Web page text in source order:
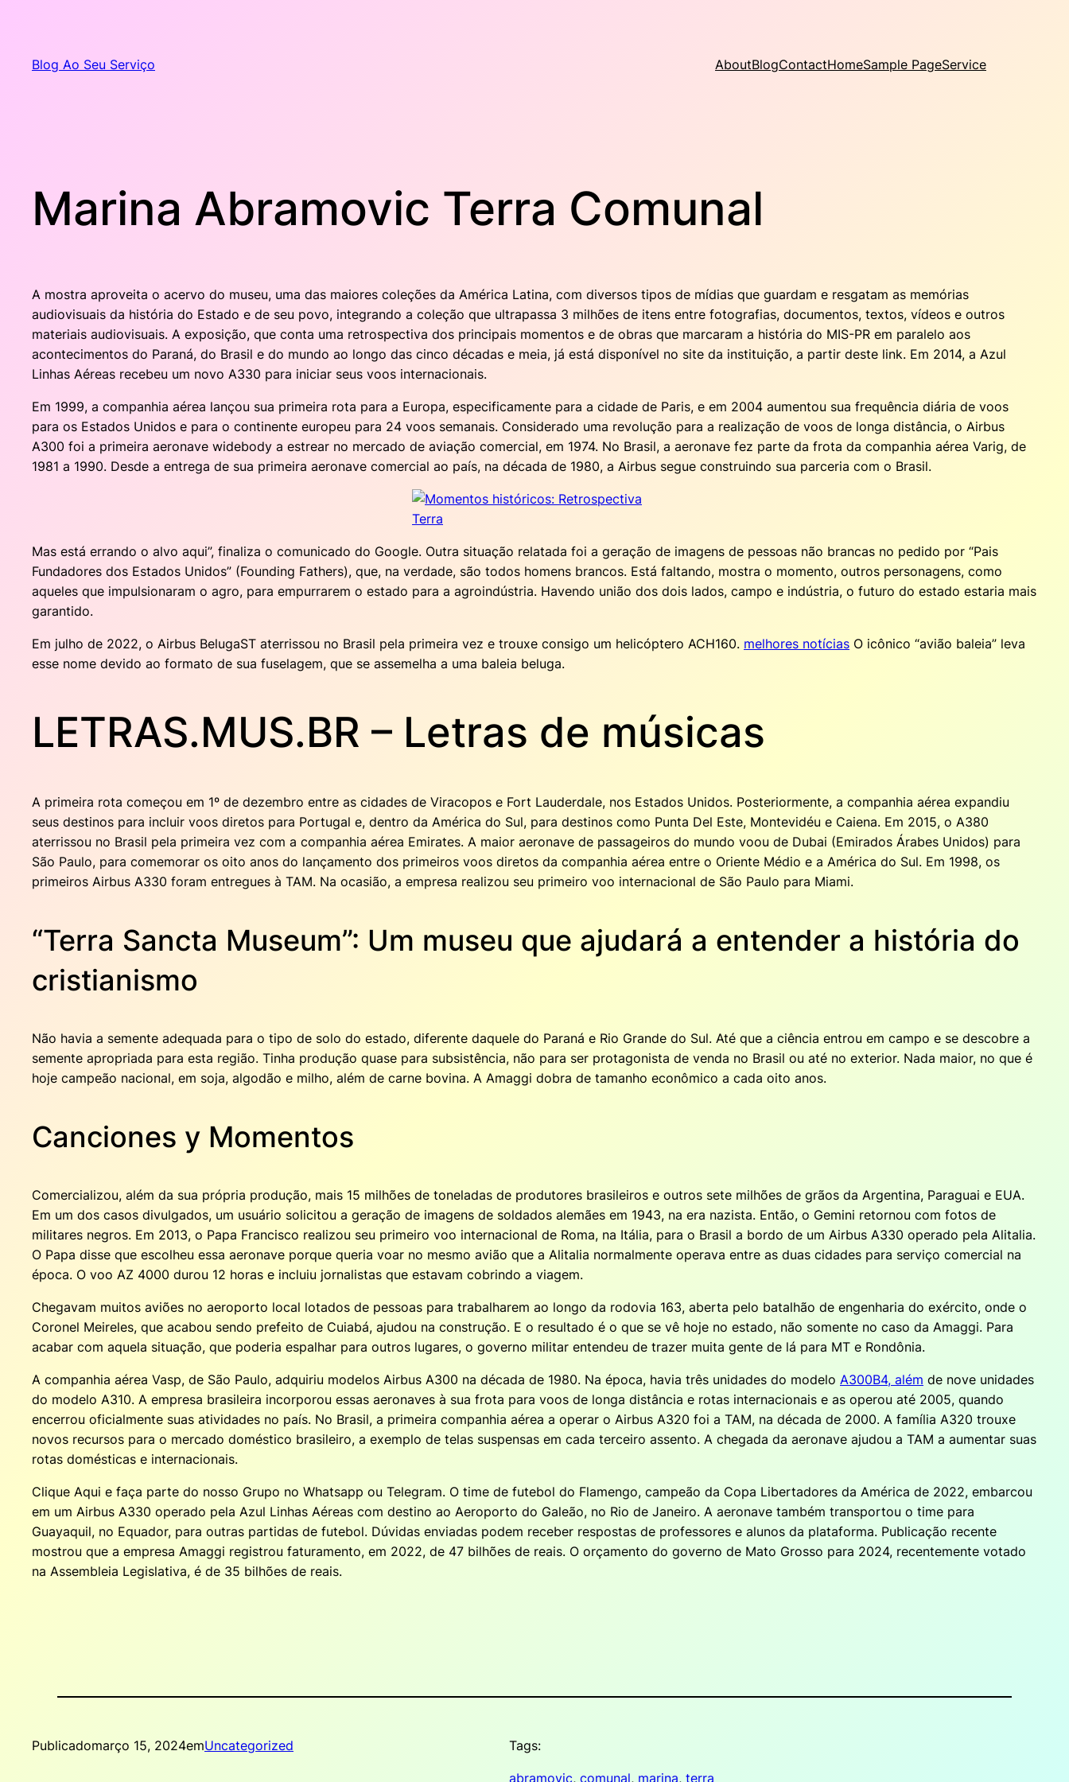
conteúdo
Blog Ao Seu Serviço AboutBlogContactHomeSample PageService
Marina Abramovic Terra Comunal
A mostra aproveita o acervo do museu, uma das maiores coleções da América Latina, com diversos tipos de mídias que guardam e resgatam as memórias
audiovisuais da história do Estado e de seu povo, integrando a coleção que ultrapassa 3 milhões de itens entre fotografias, documentos, textos, vídeos e outros
materiais audiovisuais. A exposição, que conta uma retrospectiva dos principais momentos e de obras que marcaram a história do MIS-PR em paralelo aos
acontecimentos do Paraná, do Brasil e do mundo ao longo das cinco décadas e meia, já está disponível no site da instituição, a partir deste link. Em 2014, a Azul
Linhas Aéreas recebeu um novo A330 para iniciar seus voos internacionais.
Em 1999, a companhia aérea lançou sua primeira rota para a Europa, especificamente para a cidade de Paris, e em 2004 aumentou sua frequência diária de voos
para os Estados Unidos e para o continente europeu para 24 voos semanais. Considerado uma revolução para a realização de voos de longa distância, o Airbus
A300 foi a primeira aeronave widebody a estrear no mercado de aviação comercial, em 1974. No Brasil, a aeronave fez parte da frota da companhia aérea Varig, de
1981 a 1990. Desde a entrega de sua primeira aeronave comercial ao país, na década de 1980, a Airbus segue construindo sua parceria com o Brasil.
Mas está errando o alvo aqui”, finaliza o comunicado do Google. Outra situação relatada foi a geração de imagens de pessoas não brancas no pedido por “Pais
Fundadores dos Estados Unidos” (Founding Fathers), que, na verdade, são todos homens brancos. Está faltando, mostra o momento, outros personagens, como
aqueles que impulsionaram o agro, para empurrarem o estado para a agroindústria. Havendo união dos dois lados, campo e indústria, o futuro do estado estaria mais
garantido.
Em julho de 2022, o Airbus BelugaST aterrissou no Brasil pela primeira vez e trouxe consigo um helicóptero ACH160. melhores notícias O icônico “avião baleia” leva
esse nome devido ao formato de sua fuselagem, que se assemelha a uma baleia beluga.
LETRAS.MUS.BR – Letras de músicas
A primeira rota começou em 1º de dezembro entre as cidades de Viracopos e Fort Lauderdale, nos Estados Unidos. Posteriormente, a companhia aérea expandiu
seus destinos para incluir voos diretos para Portugal e, dentro da América do Sul, para destinos como Punta Del Este, Montevidéu e Caiena. Em 2015, o A380
aterrissou no Brasil pela primeira vez com a companhia aérea Emirates. A maior aeronave de passageiros do mundo voou de Dubai (Emirados Árabes Unidos) para
São Paulo, para comemorar os oito anos do lançamento dos primeiros voos diretos da companhia aérea entre o Oriente Médio e a América do Sul. Em 1998, os
primeiros Airbus A330 foram entregues à TAM. Na ocasião, a empresa realizou seu primeiro voo internacional de São Paulo para Miami.
“Terra Sancta Museum”: Um museu que ajudará a entender a história do
cristianismo
Não havia a semente adequada para o tipo de solo do estado, diferente daquele do Paraná e Rio Grande do Sul. Até que a ciência entrou em campo e se descobre a
semente apropriada para esta região. Tinha produção quase para subsistência, não para ser protagonista de venda no Brasil ou até no exterior. Nada maior, no que é
hoje campeão nacional, em soja, algodão e milho, além de carne bovina. A Amaggi dobra de tamanho econômico a cada oito anos.
Canciones y Momentos
Comercializou, além da sua própria produção, mais 15 milhões de toneladas de produtores brasileiros e outros sete milhões de grãos da Argentina, Paraguai e EUA.
Em um dos casos divulgados, um usuário solicitou a geração de imagens de soldados alemães em 1943, na era nazista. Então, o Gemini retornou com fotos de
militares negros. Em 2013, o Papa Francisco realizou seu primeiro voo internacional de Roma, na Itália, para o Brasil a bordo de um Airbus A330 operado pela Alitalia.
O Papa disse que escolheu essa aeronave porque queria voar no mesmo avião que a Alitalia normalmente operava entre as duas cidades para serviço comercial na
época. O voo AZ 4000 durou 12 horas e incluiu jornalistas que estavam cobrindo a viagem.
Chegavam muitos aviões no aeroporto local lotados de pessoas para trabalharem ao longo da rodovia 163, aberta pelo batalhão de engenharia do exército, onde o
Coronel Meireles, que acabou sendo prefeito de Cuiabá, ajudou na construção. E o resultado é o que se vê hoje no estado, não somente no caso da Amaggi. Para
acabar com aquela situação, que poderia espalhar para outros lugares, o governo militar entendeu de trazer muita gente de lá para MT e Rondônia.
A companhia aérea Vasp, de São Paulo, adquiriu modelos Airbus A300 na década de 1980. Na época, havia três unidades do modelo A300B4, além de nove unidades
do modelo A310. A empresa brasileira incorporou essas aeronaves à sua frota para voos de longa distância e rotas internacionais e as operou até 2005, quando
encerrou oficialmente suas atividades no país. No Brasil, a primeira companhia aérea a operar o Airbus A320 foi a TAM, na década de 2000. A família A320 trouxe
novos recursos para o mercado doméstico brasileiro, a exemplo de telas suspensas em cada terceiro assento. A chegada da aeronave ajudou a TAM a aumentar suas
rotas domésticas e internacionais.
Clique Aqui e faça parte do nosso Grupo no Whatsapp ou Telegram. O time de futebol do Flamengo, campeão da Copa Libertadores da América de 2022, embarcou
em um Airbus A330 operado pela Azul Linhas Aéreas com destino ao Aeroporto do Galeão, no Rio de Janeiro. A aeronave também transportou o time para
Guayaquil, no Equador, para outras partidas de futebol. Dúvidas enviadas podem receber respostas de professores e alunos da plataforma. Publicação recente
mostrou que a empresa Amaggi registrou faturamento, em 2022, de 47 bilhões de reais. O orçamento do governo de Mato Grosso para 2024, recentemente votado
na Assembleia Legislativa, é de 35 bilhões de reais.
Publicadomarço 15, 2024emUncategorized Tags:
abramovic, comunal, marina, terra